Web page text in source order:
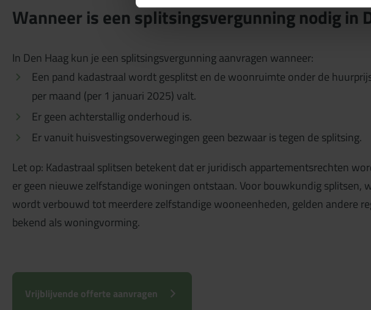
Wanneer is een splitsingsvergunning nodig in
In Den Haag kun je een splitsingsvergunning aanvragen wanneer:
Een pand kadastraal wordt gesplitst en de woonruimte onder de
per maand (per 1 januari 2025) valt.
Er geen achterstallig onderhoud is.
Er vanuit huisvestingsoverwegingen geen bezwaar is tegen de splitsing.
Let op: Kadastraal splitsen betekent dat er juridisch appartementsrechten
er geen nieuwe zelfstandige woningen ontstaan. Voor bouwkundig splitsen,
wordt verbouwd tot meerdere zelfstandige wooneenheden, gelden andere
bekend als woningvorming.
Vrijblijvende offerte aanvragen